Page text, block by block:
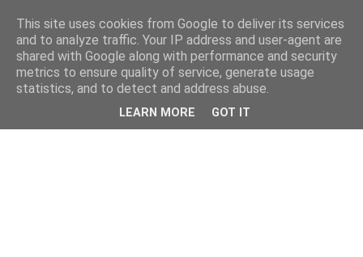
This site uses cookies from Google to deliver its services
and to analyze traffic. Your IP address and user-agent are
shared with Google along with performance and security
metrics to ensure quality of service, generate usage
statistics, and to detect and address abuse.
LEARN MORE GOT IT